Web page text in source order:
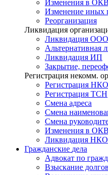
Изменения в
Изменение иных
Реорганизация
Ликвидация
Ликвидация
Альтернативная
Ликвидация ИП
Закрытие,
Регистрация некомм.
Регистрация НКО
Регистрация ТСН
Смена адреса
Смена
Смена
Изменения в
Ликвидация НКО
Гражданские дела
Адвокат по
Взыскание долгов